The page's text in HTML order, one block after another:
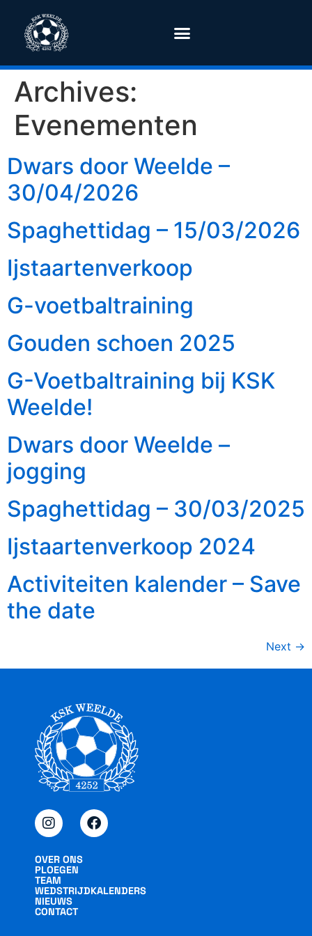
Archives:
Evenementen
Dwars door Weelde –
30/04/2026
Spaghettidag – 15/03/2026
Ijstaartenverkoop
G-voetbaltraining
Gouden schoen 2025
G-Voetbaltraining bij KSK
Weelde!
Dwars door Weelde –
jogging
Spaghettidag – 30/03/2025
Ijstaartenverkoop 2024
Activiteiten kalender – Save
the date
Next →
OVER ONS
PLOEGEN
TEAM
WEDSTRIJDKALENDERS
NIEUWS
CONTACT